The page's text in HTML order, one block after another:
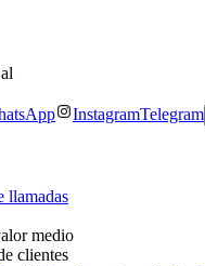
InstagramTelegram
llamadas
medio
clientes